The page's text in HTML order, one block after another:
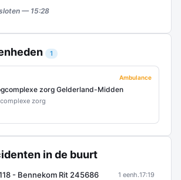
— 15:28
1
Ambulance
zorg Gelderland-Midden
zorg
in de buurt
- Bennekom Rit 245686 1 eenh.17:19